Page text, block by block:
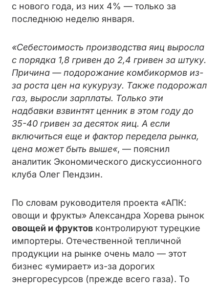
с нового года, из них 4% — только за
последнюю неделю января.
«Себестоимость производства яиц выросла
с порядка 1,8 гривен до 2,4 гривен за штуку.
Причина — подорожание комбикормов из-
за роста цен на кукурузу. Также подорожал
газ, выросли зарплаты. Только эти
надбавки взвинтят ценник в этом году до
35-40 гривен за десяток яиц. А если
включиться еще и фактор передела рынка,
цена может быть выше«, — пояснил
аналитик Экономического дискуссионного
клуба Олег Пендзин.
По словам руководителя проекта «АПК:
овощи и фрукты» Александра Хорева рынок
овощей и фруктов контролируют турецкие
импортеры. Отечественной тепличной
продукции на рынке очень мало — этот
бизнес «умирает» из-за дорогих
энергоресурсов (прежде всего газа). То